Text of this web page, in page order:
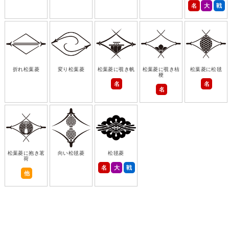
名 大 戦
折れ松葉菱 変り松葉菱 松葉菱に覗き帆
名
松葉菱に覗き桔
梗
名
松葉菱に松毬
名
松葉菱に抱き茗
荷
他
向い松毬菱 松毬菱
名 大 戦